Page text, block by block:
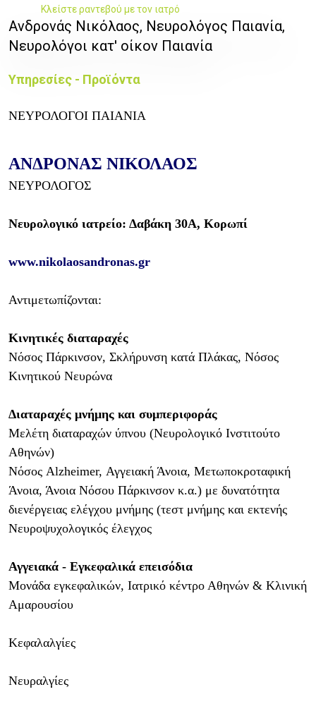
Κλείστε ραντεβού με τον ιατρό
Ανδρονάς Νικόλαος, Νευρολόγος Παιανία,
Νευρολόγοι κατ' οίκον Παιανία
Υπηρεσίες - Προϊόντα
ΝΕΥΡΟΛΟΓΟΙ ΠΑΙΑΝΙΑ
ΑΝΔΡΟΝΑΣ ΝΙΚΟΛΑΟΣ
ΝΕΥΡΟΛΟΓΟΣ
Νευρολογικό ιατρείο: Δαβάκη 30Α, Κορωπί
www.nikolaosandronas.gr
Αντιμετωπίζονται:
Κινητικές διαταραχές
Nόσος Πάρκινσον, Σκλήρυνση κατά Πλάκας, Νόσος
Κινητικού Νευρώνα
Διαταραχές μνήμης και συμπεριφοράς
Μελέτη διαταραχών ύπνου (Νευρολογικό Ινστιτούτο
Αθηνών)
Νόσος Alzheimer, Αγγειακή Άνοια, Μετωποκροταφική
Άνοια, Άνοια Νόσου Πάρκινσον κ.α.) με δυνατότητα
διενέργειας ελέγχου μνήμης (τεστ μνήμης και εκτενής
Νευροψυχολογικός έλεγχος
Αγγειακά - Εγκεφαλικά επεισόδια
Μονάδα εγκεφαλικών, Ιατρικό κέντρο Αθηνών & Κλινική
Αμαρουσίου
Κεφαλαλγίες
Νευραλγίες